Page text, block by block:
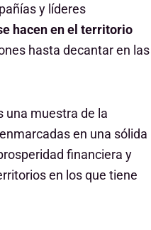
y líderes
hacen en el territorio
hasta decantar en las
una muestra de la
en una sólida
financiera y
en los que tiene